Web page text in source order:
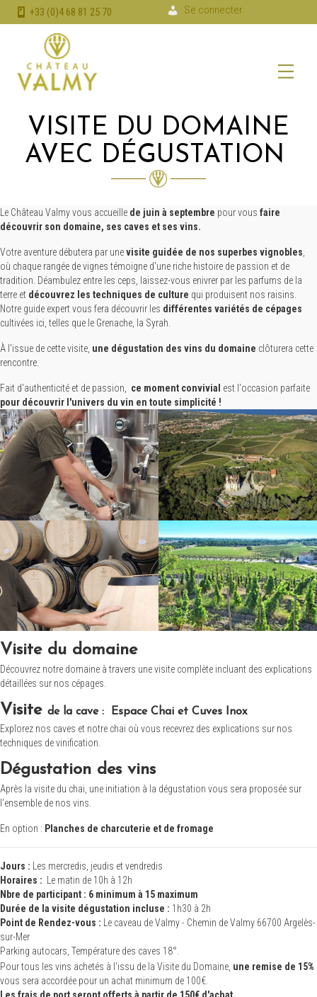
+33 (0)4 68 81 25 70 Se connecter
VISITE DU DOMAINE
AVEC DÉGUSTATION
Le Château Valmy vous accueille de juin à septembre pour vous faire
découvrir son domaine, ses caves et ses vins.
Votre aventure débutera par unevisite guidée de nos superbes vignobles
où chaque rangée de vignes témoigne d'une riche histoire de passion et de
tradition. Déambulez entre les ceps, laissez-vous enivrer par les parfums de la
terre et découvrez les techniques de culture qui produisent nos raisins.
Notre guide expert vous fera découvrir les différentes variétés de cépages
cultivées ici, telles que le Grenache, la Syrah.
À l'issue de cette visite, une dégustation des vins du domaine clôturera cette
rencontre.
Fait d'authenticité et de passion, ce moment convivial est l'occasion parfaite
pour découvrir l'univers du vin en toute simplicité !
Visite du domaine
Découvrez notre domaine à travers une visite complète incluant des explications
détaillées sur nos cépages.
Visite de la cave : Espace Chai et Cuves Inox
Explorez nos caves et notre chai où vous recevrez des explications sur nos
techniques de vinification.
Dégustation des vins
Après la visite du chai, une initiation à la dégustation vous sera proposée sur
l'ensemble de nos vins.
En option : Planches de charcuterie et de fromage
Jours : Les mercredis, jeudis et vendredis
Horaires :
Le matin de 10h à 12h
Nbre de participant : 6 minimum à 15 maximum
Durée de la visite dégustation incluse : 1h30 à 2h
Point de Rendez-vous : Le caveau de Valmy - Chemin de Valmy 66700 Argelès-
sur-Mer
Parking autocars, Température des caves 18°.
Pour tous les vins achetés à l'issu de la Visite du Domaine, une remise de 15%
vous sera accordée pour un achat minimum de 100€.